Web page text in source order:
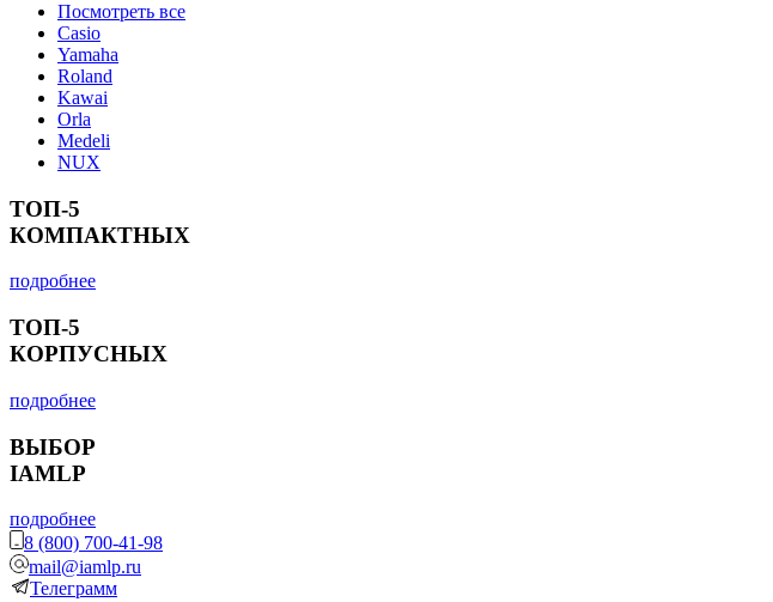
Посмотреть все
Casio
Yamaha
Roland
Kawai
Orla
Medeli
NUX
ТОП-5
КОМПАКТНЫХ
подробнее
ТОП-5
КОРПУСНЫХ
подробнее
ВЫБОР
IAMLP
подробнее
8 (800) 700-41-98
mail@iamlp.ru
Телеграмм